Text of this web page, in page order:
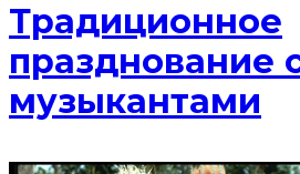
Традиционное
празднование
музыкантами